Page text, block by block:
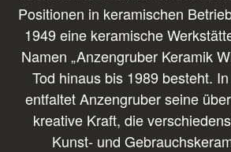
Positionen in keramischen
1949 eine keramische
Namen „Anzengruber Keramik
Tod hinaus bis 1989 besteht.
entfaltet Anzengruber seine
kreative Kraft, die
Kunst- und